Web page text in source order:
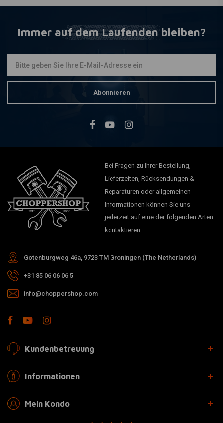
Immer auf dem Laufenden bleiben?
Abonnieren
Bei Fragen zu Ihrer Bestellung,
Lieferzeiten, Rücksendungen &
Reparaturen oder allgemeinen
Informationen können Sie uns
jederzeit auf eine der folgenden Arten
kontaktieren.
Gotenburgweg 46a, 9723 TM Groningen (The Netherlands)
+31 85 06 06 06 5
info@choppershop.com
Kundenbetreuung
Informationen
Mein Kondo